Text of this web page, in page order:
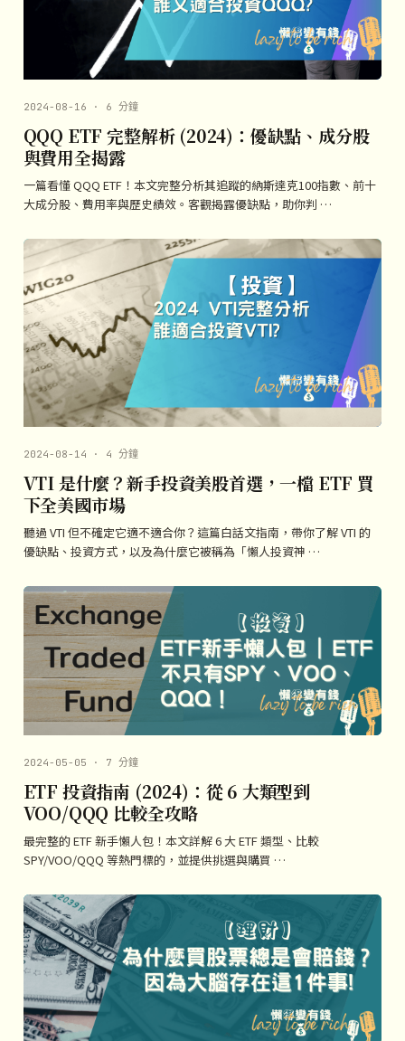
2024-08-16 · 6 分鐘
QQQ ETF 完整解析 (2024)：優缺點、成分股
與費用全揭露
一篇看懂 QQQ ETF！本文完整分析其追蹤的納斯達克100指數、前十
大成分股、費用率與歷史績效。客觀揭露優缺點，助你判 …
2024-08-14 · 4 分鐘
VTI 是什麼？新手投資美股首選，一檔 ETF 買
下全美國市場
聽過 VTI 但不確定它適不適合你？這篇白話文指南，帶你了解 VTI 的
優缺點、投資方式，以及為什麼它被稱為「懶人投資神 …
2024-05-05 · 7 分鐘
ETF 投資指南 (2024)：從 6 大類型到
VOO/QQQ 比較全攻略
最完整的 ETF 新手懶人包！本文詳解 6 大 ETF 類型、比較
SPY/VOO/QQQ 等熱門標的，並提供挑選與購買 …